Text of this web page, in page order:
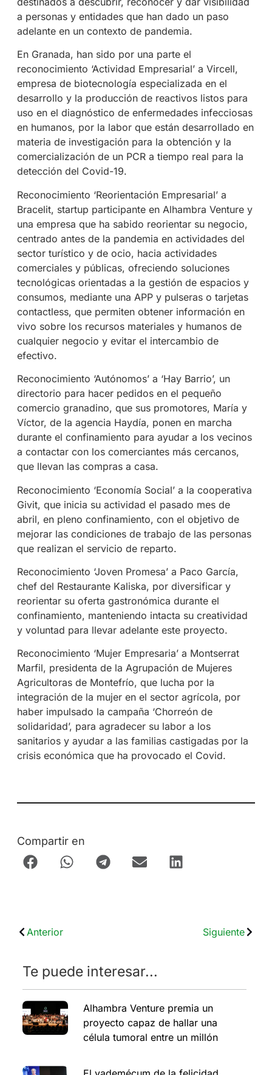
a personas y entidades que han dado un paso
adelante en un contexto de pandemia.
En Granada, han sido por una parte el
reconocimiento ‘Actividad Empresarial’ a Vircell,
empresa de biotecnología especializada en el
desarrollo y la producción de reactivos listos para
uso en el diagnóstico de enfermedades infecciosas
en humanos, por la labor que están desarrollado en
materia de investigación para la obtención y la
comercialización de un PCR a tiempo real para la
detección del Covid-19.
Reconocimiento ‘Reorientación Empresarial’ a
Bracelit, startup participante en Alhambra Venture y
una empresa que ha sabido reorientar su negocio,
centrado antes de la pandemia en actividades del
sector turístico y de ocio, hacia actividades
comerciales y públicas, ofreciendo soluciones
tecnológicas orientadas a la gestión de espacios y
consumos, mediante una APP y pulseras o tarjetas
contactless, que permiten obtener información en
vivo sobre los recursos materiales y humanos de
cualquier negocio y evitar el intercambio de
efectivo.
Reconocimiento ‘Autónomos’ a ‘Hay Barrio’, un
directorio para hacer pedidos en el pequeño
comercio granadino, que sus promotores, María y
Víctor, de la agencia Haydía, ponen en marcha
durante el confinamiento para ayudar a los vecinos
a contactar con los comerciantes más cercanos,
que llevan las compras a casa.
Reconocimiento ‘Economía Social’ a la cooperativa
Givit, que inicia su actividad el pasado mes de
abril, en pleno confinamiento, con el objetivo de
mejorar las condiciones de trabajo de las personas
que realizan el servicio de reparto.
Reconocimiento ‘Joven Promesa’ a Paco García,
chef del Restaurante Kaliska, por diversificar y
reorientar su oferta gastronómica durante el
confinamiento, manteniendo intacta su creatividad
y voluntad para llevar adelante este proyecto.
Reconocimiento ‘Mujer Empresaria’ a Montserrat
Marfil, presidenta de la Agrupación de Mujeres
Agricultoras de Montefrío, que lucha por la
integración de la mujer en el sector agrícola, por
haber impulsado la campaña ‘Chorreón de
solidaridad’, para agradecer su labor a los
sanitarios y ayudar a las familias castigadas por la
crisis económica que ha provocado el Covid.
Compartir en
Anterior Siguiente
Te puede interesar...
Alhambra Venture premia un
proyecto capaz de hallar una
célula tumoral entre un millón